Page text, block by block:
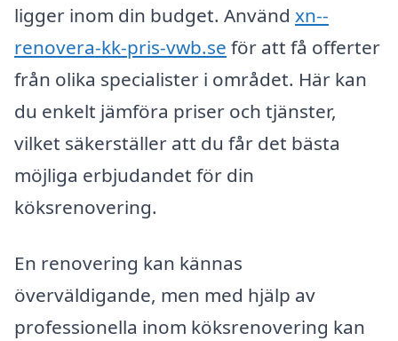
ligger inom din budget. Använd xn--
renovera-kk-pris-vwb.se för att få offerter
från olika specialister i området. Här kan
du enkelt jämföra priser och tjänster,
vilket säkerställer att du får det bästa
möjliga erbjudandet för din
köksrenovering.
En renovering kan kännas
överväldigande, men med hjälp av
professionella inom köksrenovering kan